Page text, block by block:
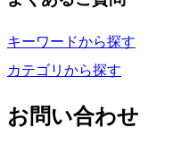
キーワードから探す
カテゴリから探す
お問い合わせ